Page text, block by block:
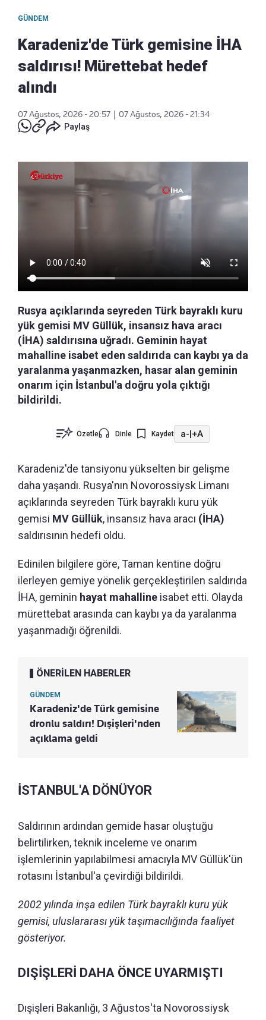
GÜNDEM
Karadeniz'de Türk gemisine İHA
saldırısı! Mürettebat hedef
alındı
07 Ağustos, 2026 - 20:57
07 Ağustos, 2026 - 21:34
Paylaş
Rusya açıklarında seyreden Türk bayraklı kuru
yük gemisi MV Güllük, insansız hava aracı
(İHA) saldırısına uğradı. Geminin hayat
mahalline isabet eden saldırıda can kaybı ya da
yaralanma yaşanmazken, hasar alan geminin
onarım için İstanbul'a doğru yola çıktığı
bildirildi.
Özetle Dinle Kaydet a-|+A
Karadeniz'de tansiyonu yükselten bir gelişme
daha yaşandı. Rusya'nın Novorossiysk Limanı
açıklarında seyreden Türk bayraklı kuru yük
gemisi MV Güllük, insansız hava aracı (İHA)
saldırısının hedefi oldu.
Edinilen bilgilere göre, Taman kentine doğru
ilerleyen gemiye yönelik gerçekleştirilen saldırıda
İHA, geminin hayat mahalline isabet etti. Olayda
mürettebat arasında can kaybı ya da yaralanma
yaşanmadığı öğrenildi.
ÖNERİLEN HABERLER
GÜNDEM
Karadeniz'de Türk gemisine
dronlu saldırı! Dışişleri'nden
açıklama geldi
İSTANBUL'A DÖNÜYOR
Saldırının ardından gemide hasar oluştuğu
belirtilirken, teknik inceleme ve onarım
işlemlerinin yapılabilmesi amacıyla MV Güllük'ün
rotasını İstanbul'a çevirdiği bildirildi.
2002 yılında inşa edilen Türk bayraklı kuru yük
gemisi, uluslararası yük taşımacılığında faaliyet
gösteriyor.
DIŞİŞLERİ DAHA ÖNCE UYARMIŞTI
Dışişleri Bakanlığı, 3 Ağustos'ta Novorossiysk